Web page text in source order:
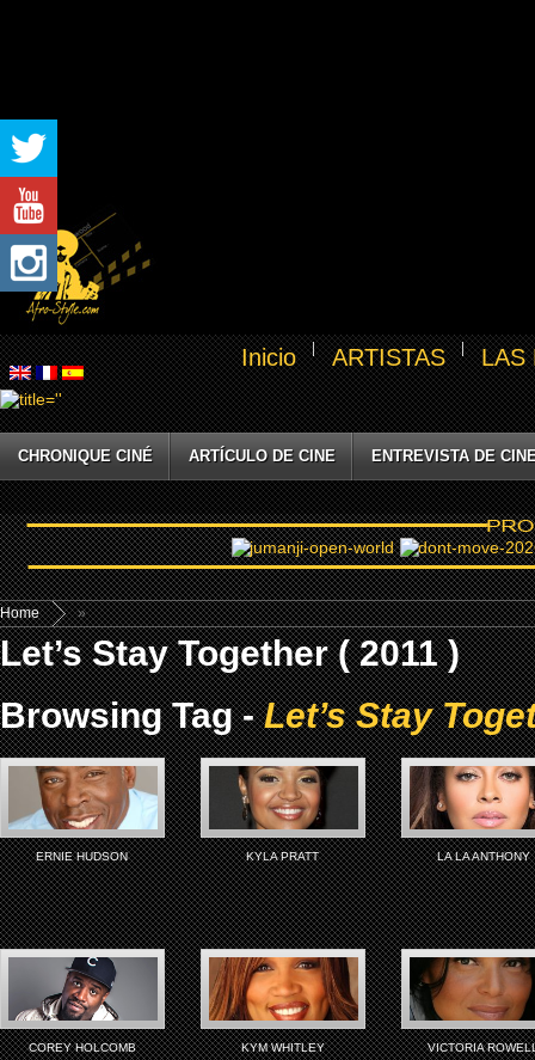
Inicio ARTISTAS LAS
CHRONIQUE CINÉ ARTÍCULO DE CINE ENTREVISTA DE
Home »
Let’s Stay Together ( 2011 )
Browsing Tag -Let’s Stay
ERNIE HUDSON KYLA PRATT LA LA ANTHONY
COREY HOLCOMB KYM WHITLEY VICTORIA